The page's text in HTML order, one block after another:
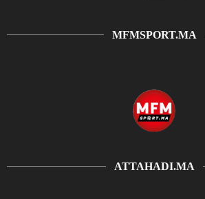
MFMSPORT.MA
ATTAHADI.MA